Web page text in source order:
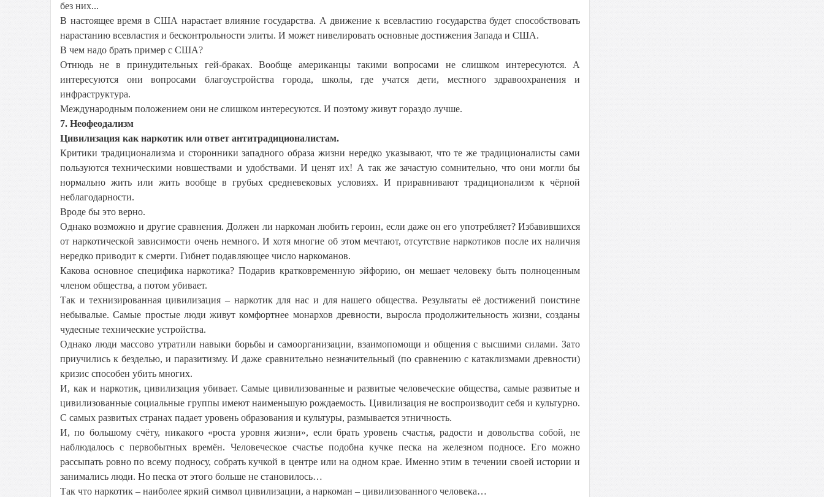
без них...
В настоящее время в США нарастает влияние государства. А движение к всевластию государства будет способствовать
нарастанию всевластия и бесконтрольности элиты. И может нивелировать основные достижения Запада и США.
В чем надо брать пример с США?
Отнюдь не в принудительных гей-браках. Вообще американцы такими вопросами не слишком интересуются. А
интересуются они вопросами благоустройства города, школы, где учатся дети, местного здравоохранения и
инфраструктура.
Международным положением они не слишком интересуются. И поэтому живут гораздо лучше.
7. Неофеодализм
Цивилизация как наркотик или ответ антитрадиционалистам.
Критики традиционализма и сторонники западного образа жизни нередко указывают, что те же традиционалисты сами
пользуются техническими новшествами и удобствами. И ценят их! А так же зачастую сомнительно, что они могли бы
нормально жить или жить вообще в грубых средневековых условиях. И приравнивают традиционализм к чёрной
неблагодарности.
Вроде бы это верно.
Однако возможно и другие сравнения. Должен ли наркоман любить героин, если даже он его употребляет? Избавившихся
от наркотической зависимости очень немного. И хотя многие об этом мечтают, отсутствие наркотиков после их наличия
нередко приводит к смерти. Гибнет подавляющее число наркоманов.
Какова основное специфика наркотика? Подарив кратковременную эйфорию, он мешает человеку быть полноценным
членом общества, а потом убивает.
Так и технизированная цивилизация – наркотик для нас и для нашего общества. Результаты её достижений поистине
небывалые. Самые простые люди живут комфортнее монархов древности, выросла продолжительность жизни, созданы
чудесные технические устройства.
Однако люди массово утратили навыки борьбы и самоорганизации, взаимопомощи и общения с высшими силами. Зато
приучились к безделью, и паразитизму. И даже сравнительно незначительный (по сравнению с катаклизмами древности)
кризис способен убить многих.
И, как и наркотик, цивилизация убивает. Самые цивилизованные и развитые человеческие общества, самые развитые и
цивилизованные социальные группы имеют наименьшую рождаемость. Цивилизация не воспроизводит себя и культурно.
С самых развитых странах падает уровень образования и культуры, размывается этничность.
И, по большому счёту, никакого «роста уровня жизни», если брать уровень счастья, радости и довольства собой, не
наблюдалось с первобытных времён. Человеческое счастье подобна кучке песка на железном подносе. Его можно
рассыпать ровно по всему подносу, собрать кучкой в центре или на одном крае. Именно этим в течении своей истории и
занимались люди. Но песка от этого больше не становилось…
Так что наркотик – наиболее яркий символ цивилизации, а наркоман – цивилизованного человека…